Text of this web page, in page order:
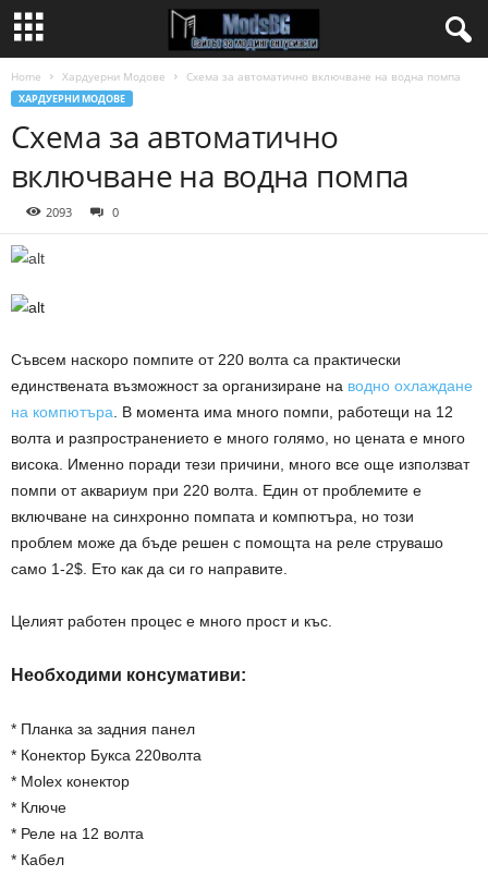
Home Хардуерни Модове Схема за автоматично включване на водна помпa
ХАРДУЕРНИ МОДОВЕ
Схема за автоматично
включване на водна помпa
2093 0
Съвсем наскоро помпите от 220 волта са практически
единствената възможност за организиране на водно охлаждане
на компютъра . В момента има много помпи, работещи на 12
волта и разпространението е много голямо, но цената е много
висока. Именно поради тези причини, много все още използват
помпи от аквариум при 220 волта. Един от проблемите е
включване на синхронно помпата и компютъра, но този
проблем може да бъде решен с помощта на реле струвашо
само 1-2$. Ето как да си го направите.
Целият работен процес е много прост и къс.
Необходими консумативи:
* Планка за задния панел
* Конектор Букса 220волта
* Molex конектор
* Ключе
* Реле на 12 волта
* Кабел